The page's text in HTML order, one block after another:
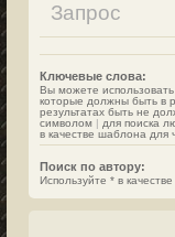
Запрос
Ключевые слова:
Вы можете использовать
которые должны быть в
результатах быть не
символом | для поиска
в качестве шаблона для
Поиск по автору:
Используйте * в